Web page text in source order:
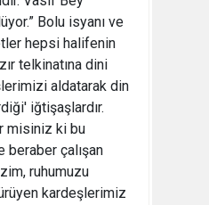
Bolu isyanı ve
hepsi halifenin
telkinatına dini
aldatarak din
iğtişaşlardır.
misiniz ki bu
çalışan
ruhumuzu
kardeşlerimiz